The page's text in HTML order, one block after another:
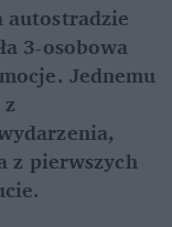
autostradzie
3-osobowa
Jednemu
z pierwszych